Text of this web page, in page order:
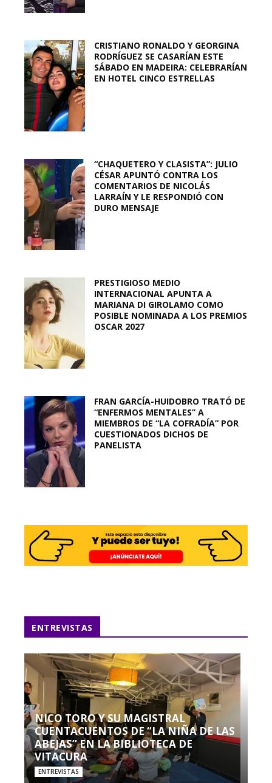
CRISTIANO RONALDO Y GEORGINA
RODRÍGUEZ SE CASARÍAN ESTE
SÁBADO EN MADEIRA: CELEBRARÍAN
EN HOTEL CINCO ESTRELLAS
“CHAQUETERO Y CLASISTA”: JULIO
CÉSAR APUNTÓ CONTRA LOS
COMENTARIOS DE NICOLÁS
LARRAÍN Y LE RESPONDIÓ CON
DURO MENSAJE
PRESTIGIOSO MEDIO
INTERNACIONAL APUNTA A
MARIANA DI GIROLAMO COMO
POSIBLE NOMINADA A LOS PREMIOS
OSCAR 2027
FRAN GARCÍA-HUIDOBRO TRATÓ DE
“ENFERMOS MENTALES” A
MIEMBROS DE “LA COFRADÍA” POR
CUESTIONADOS DICHOS DE
PANELISTA
ENTREVISTAS
NICO TORO Y SU MAGISTRAL
CUENTACUENTOS DE “LA NIÑA DE LAS
ABEJAS” EN LA BIBLIOTECA DE
VITACURA
ENTREVISTAS